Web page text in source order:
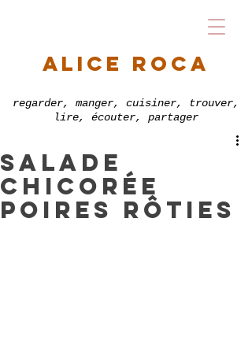
alice roca
regarder, manger, cuisiner, trouver,
lire, écouter, partager
salade
chicorée
poires rôties